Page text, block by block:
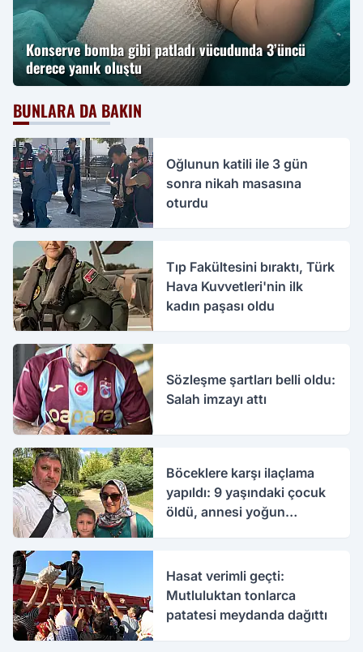
Konserve bomba gibi patladı vücudunda 3’üncü
derece yanık oluştu
BUNLARA DA BAKIN
Oğlunun katili ile 3 gün
sonra nikah masasına
oturdu
Tıp Fakültesini bıraktı, Türk
Hava Kuvvetleri'nin ilk
kadın paşası oldu
Sözleşme şartları belli oldu:
Salah imzayı attı
Böceklere karşı ilaçlama
yapıldı: 9 yaşındaki çocuk
öldü, annesi yoğun
Hasat verimli geçti:
Mutluluktan tonlarca
patatesi meydanda dağıttı